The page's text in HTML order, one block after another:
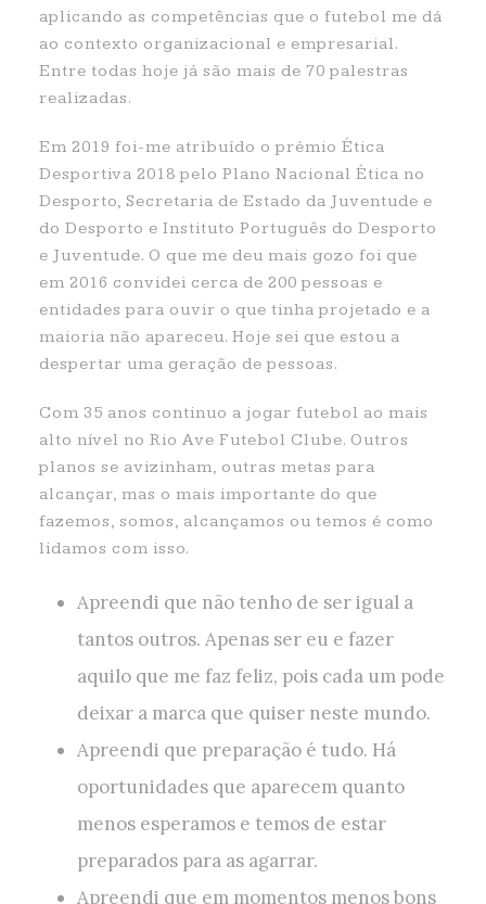
aplicando as competências que o futebol me dá
ao contexto organizacional e empresarial.
Entre todas hoje já são mais de 70 palestras
realizadas.
Em 2019 foi-me atribuído o prémio Ética
Desportiva 2018 pelo Plano Nacional Ética no
Desporto, Secretaria de Estado da Juventude e
do Desporto e Instituto Português do Desporto
e Juventude. O que me deu mais gozo foi que
em 2016 convidei cerca de 200 pessoas e
entidades para ouvir o que tinha projetado e a
maioria não apareceu. Hoje sei que estou a
despertar uma geração de pessoas.
Com 35 anos continuo a jogar futebol ao mais
alto nível no Rio Ave Futebol Clube. Outros
planos se avizinham, outras metas para
alcançar, mas o mais importante do que
fazemos, somos, alcançamos ou temos é como
lidamos com isso.
Apreendi que não tenho de ser igual a
tantos outros. Apenas ser eu e fazer
aquilo que me faz feliz, pois cada um pode
deixar a marca que quiser neste mundo.
Apreendi que preparação é tudo. Há
oportunidades que aparecem quanto
menos esperamos e temos de estar
preparados para as agarrar.
Apreendi que em momentos menos bons